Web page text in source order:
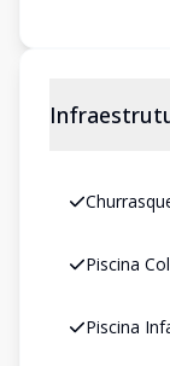
Piscina
Piscina